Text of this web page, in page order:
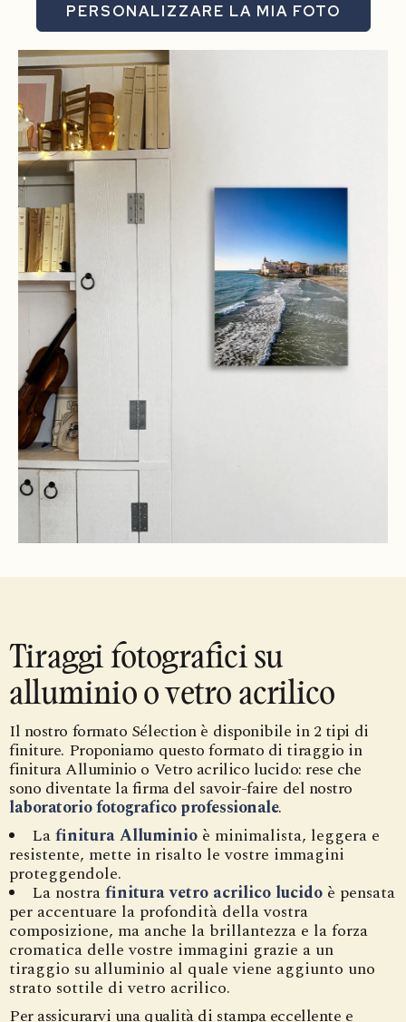
PERSONALIZZARE LA MIA FOTO
Tiraggi fotografici su
alluminio o vetro acrilico
Il nostro formato Sélection è disponibile in 2 tipi di
finiture. Proponiamo questo formato di tiraggio in
finitura Alluminio o Vetro acrilico lucido: rese che
sono diventate la firma del savoir-faire del nostro
laboratorio fotografico professionale.
Lafinitura Alluminio è minimalista, leggera e
resistente, mette in risalto le vostre immagini
proteggendole.
La nostrafinitura vetro acrilico lucido è pensata
per accentuare la profondità della vostra
composizione, ma anche la brillantezza e la forza
cromatica delle vostre immagini grazie a un
tiraggio su alluminio al quale viene aggiunto uno
strato sottile di vetro acrilico.
Per assicurarvi una qualità di stampa eccellente e